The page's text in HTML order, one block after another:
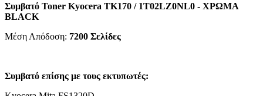
Συμβατό Toner Kyocera TK170 / 1T02LZ0NL0 - ΧΡΩΜΑ
BLACK
Μέση Απόδοση: 7200 Σελίδες
Συμβατό επίσης με τους εκτυπωτές: